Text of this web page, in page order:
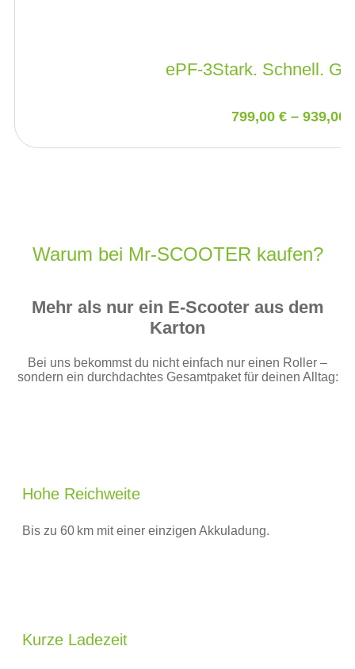
ePF-3Stark. Schnell.
799,00 € – 939,00
Warum bei Mr-SCOOTER kaufen?
Mehr als nur ein E‑Scooter aus dem
Karton
Bei uns bekommst du nicht einfach nur einen Roller –
sondern ein durchdachtes Gesamtpaket für deinen Alltag:
Hohe Reichweite
Bis zu 60 km mit einer einzigen Akkuladung.
Kurze Ladezeit